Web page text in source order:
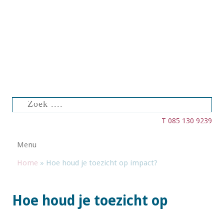
Zoeken
naar:
T 085 130 9239
Menu
Home » Hoe houd je toezicht op impact?
Hoe houd je toezicht op